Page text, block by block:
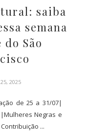
saiba
semana
do São
2025
de 25 a 31/07|
Negras e
...